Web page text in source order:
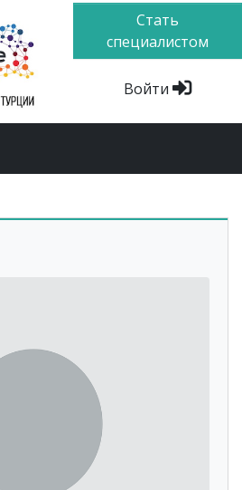
Стать
специалистом
Войти